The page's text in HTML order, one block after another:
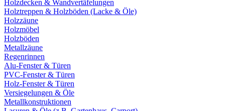
Holzdecken & Wandvertäfelungen
Holztreppen & Holzböden (Lacke & Öle)
Holzzäune
Holzmöbel
Holzböden
Metallzäune
Regenrinnen
Alu-Fenster & Türen
PVC-Fenster & Türen
Holz-Fenster & Türen
Versiegelungen & Öle
Metallkonstruktionen